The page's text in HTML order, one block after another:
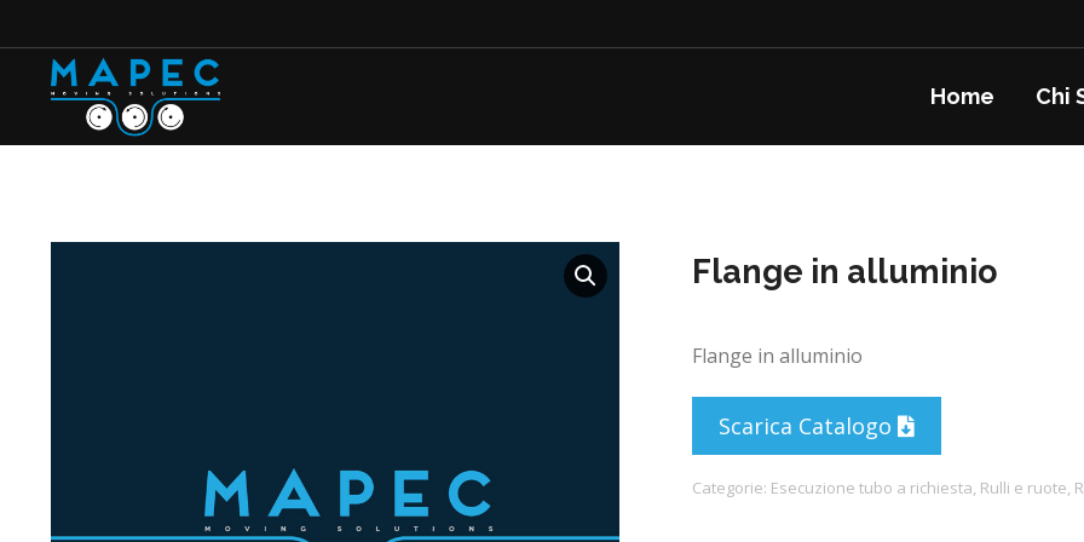
Home Chi
Flange in alluminio
Flange in alluminio
Scarica Catalogo
Categorie: Esecuzione tubo a richiesta, Rulli e ruote,